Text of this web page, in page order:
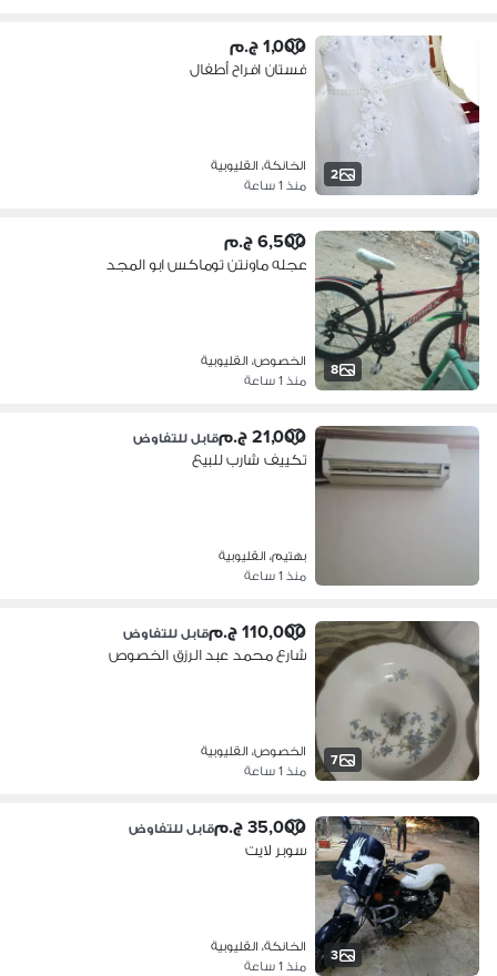
2
1,000 ج.م
فستان افراح أطفال
الخانكة، القليوبية
منذ 1 ساعة
8
6,500 ج.م
عجله ماونتن توماكس ابو المجد
الخصوص، القليوبية
منذ 1 ساعة
21,000 ج.م قابل للتفاوض
تكييف شارب للبيع
بهتيم، القليوبية
منذ 1 ساعة
7
110,000 ج.م قابل للتفاوض
شارع محمد عبد الرزق الخصوص
الخصوص، القليوبية
منذ 1 ساعة
3
35,000 ج.م قابل للتفاوض
سوبر لايت
الخانكة، القليوبية
منذ 1 ساعة